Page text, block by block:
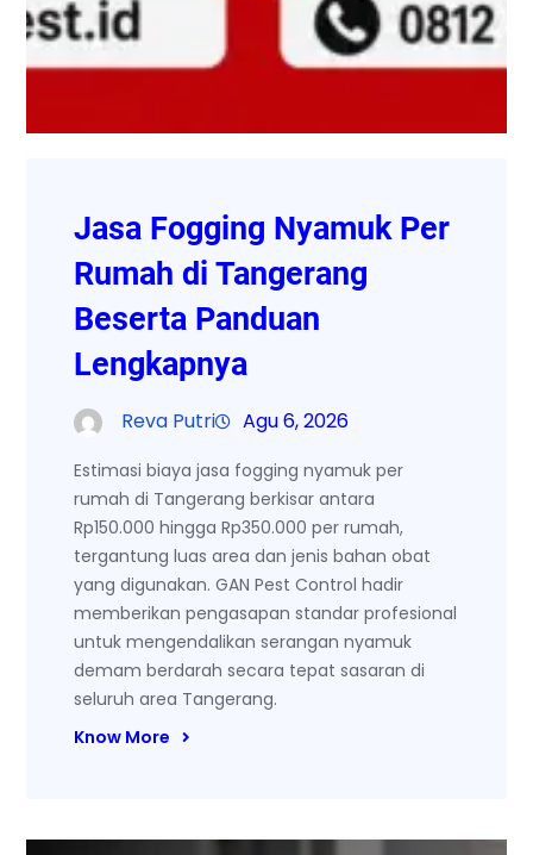
Jasa Fogging Nyamuk Per
Rumah di Tangerang
Beserta Panduan
Lengkapnya
Reva Putri Agu 6, 2026
Estimasi biaya jasa fogging nyamuk per
rumah di Tangerang berkisar antara
Rp150.000 hingga Rp350.000 per rumah,
tergantung luas area dan jenis bahan obat
yang digunakan. GAN Pest Control hadir
memberikan pengasapan standar profesional
untuk mengendalikan serangan nyamuk
demam berdarah secara tepat sasaran di
seluruh area Tangerang.
Know More